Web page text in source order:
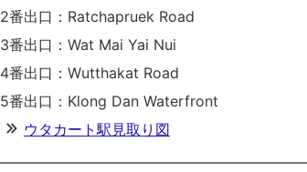
2番出口：Ratchapruek Road
3番出口：Wat Mai Yai Nui
4番出口：Wutthakat Road
5番出口：Klong Dan Waterfront
ウタカート駅見取り図